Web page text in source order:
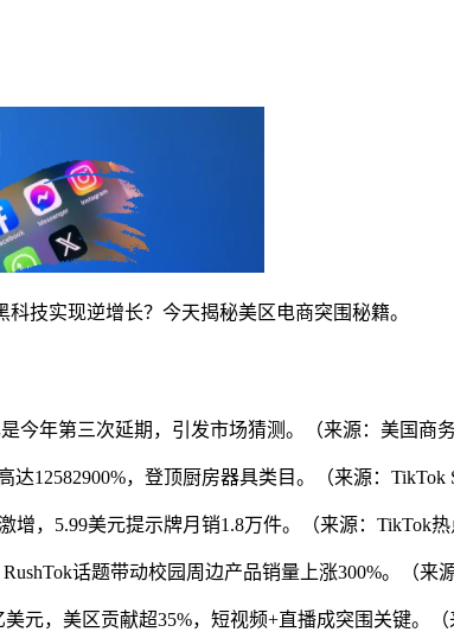
技实现逆增长？今天揭秘美区电商突围秘籍。
今年第三次延期，引发市场猜测。（来源：美国商务
12582900%，登顶厨房器具类目。（来源：TikTok
增，5.99美元提示牌月销1.8万件。（来源：TikTok热
话题带动校园周边产品销量上涨300%。（来
元，美区贡献超35%，短视频+直播成突围关键。（